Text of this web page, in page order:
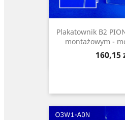
Plakatownik B2
montażowym -
Cena
160,15